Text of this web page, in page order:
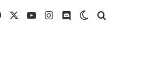
FacebookYouTubeInstagram
DiscordSwitch skin